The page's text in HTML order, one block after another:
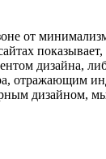
от
дизайна,
отражающим